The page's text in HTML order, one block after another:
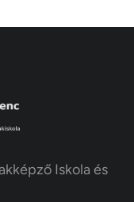
Iskola és